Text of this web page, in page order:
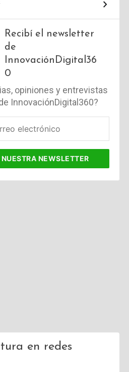
Recibí el newsletter
de
InnovaciónDigital36
0
opiniones y entrevistas
InnovaciónDigital360?
NUESTRA NEWSLETTER
en redes